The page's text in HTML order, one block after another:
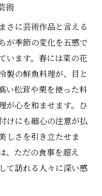
術
さに芸術作品と言える
が季節の変化を五感で
います。春には菜の花
製の鮮魚料理が、目と
い松茸や栗を使った料
が心を和ませます。ひ
けにも細心の注意が払
しさを引き立たせま
、ただの食事を超え
て訪れる人々に深い感